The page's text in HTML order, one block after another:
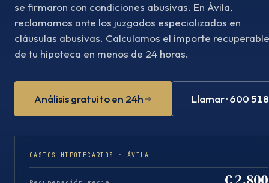
se firmaron con condiciones abusivas. En Ávila,
reclamamos ante los juzgados especializados en
cláusulas abusivas. Calculamos el importe recuperable
de tu hipoteca en menos de 24 horas.
Análisis gratuito en 24h Llamar · 600
GASTOS HIPOTECARIOS · ÁVILA